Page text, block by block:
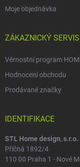
Moje objednávka
ZÁKAZNICKÝ SERVIS
Věrnostní program
Hodnocení obchodu
Prodávané značky
IDENTIFIKACE
STL Home design, s.r.o.
Příčná 1892/4
110 00 Praha 1 - Nové